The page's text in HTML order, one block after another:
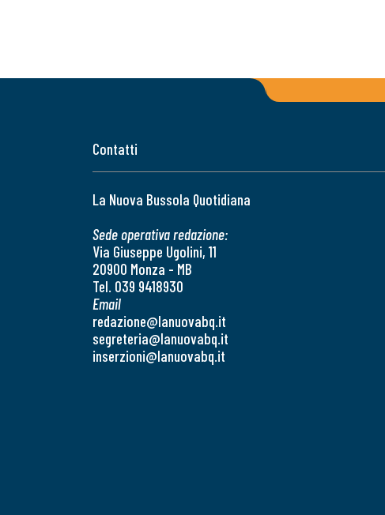
Contatti
La Nuova Bussola Quotidiana
Sede operativa redazione:
Via Giuseppe Ugolini, 11
20900 Monza - MB
Tel. 039 9418930
Email
redazione@lanuovabq.it
segreteria@lanuovabq.it
inserzioni@lanuovabq.it